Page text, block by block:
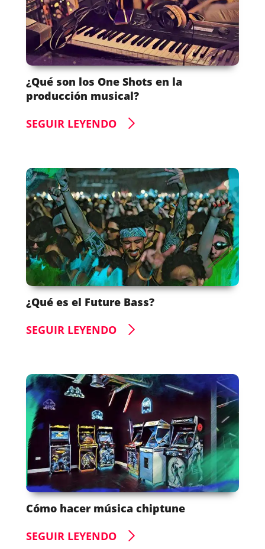
¿Qué son los One Shots en la
producción musical?
SEGUIR LEYENDO
¿Qué es el Future Bass?
SEGUIR LEYENDO
Cómo hacer música chiptune
SEGUIR LEYENDO